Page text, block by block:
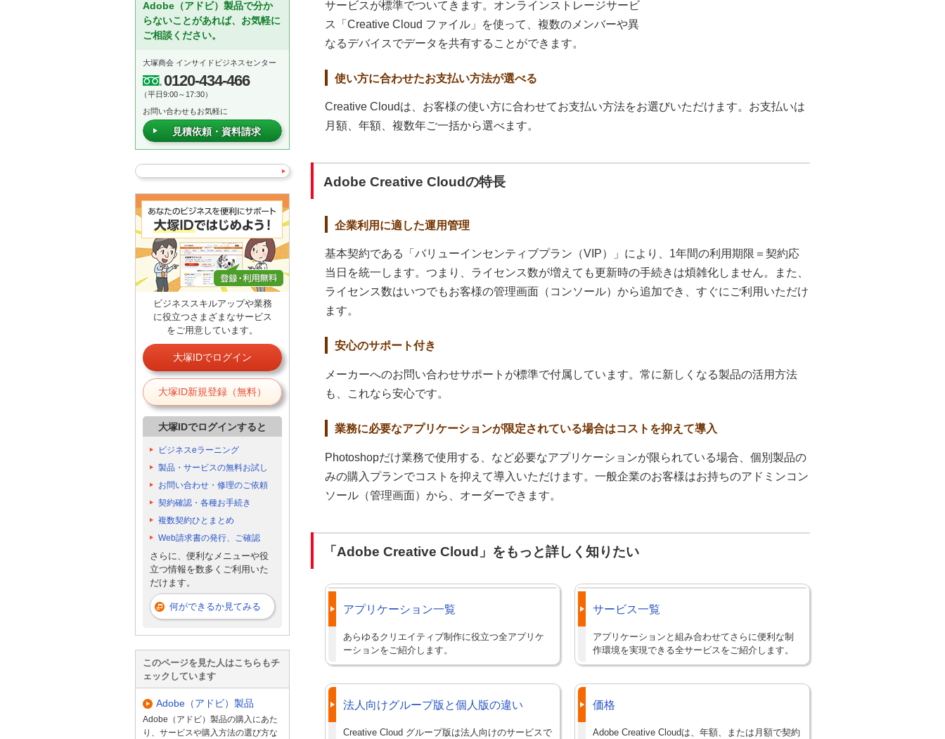
サービスが標準でついてきます。オンラインストレージサービ
ス「Creative Cloud ファイル」を使って、複数のメンバーや異
なるデバイスでデータを共有することができます。
使い方に合わせたお支払い方法が選べる
Creative Cloudは、お客様の使い方に合わせてお支払い方法をお選びいただけます。お支払いは
月額、年額、複数年ご一括から選べます。
Adobe Creative Cloudの特長
企業利用に適した運用管理
基本契約である「バリューインセンティブプラン（VIP）」により、1年間の利用期限＝契約応
当日を統一します。つまり、ライセンス数が増えても更新時の手続きは煩雑化しません。また、
ライセンス数はいつでもお客様の管理画面（コンソール）から追加でき、すぐにご利用いただけ
ます。
安心のサポート付き
メーカーへのお問い合わせサポートが標準で付属しています。常に新しくなる製品の活用方法
も、これなら安心です。
業務に必要なアプリケーションが限定されている場合はコストを抑えて導入
Photoshopだけ業務で使用する、など必要なアプリケーションが限られている場合、個別製品の
みの購入プランでコストを抑えて導入いただけます。一般企業のお客様はお持ちのアドミンコン
ソール（管理画面）から、オーダーできます。
「Adobe Creative Cloud」をもっと詳しく知りたい
アプリケーション一覧
あらゆるクリエイティブ制作に役立つ全アプリケ
ーションをご紹介します。
サービス一覧
アプリケーションと組み合わせてさらに便利な制
作環境を実現できる全サービスをご紹介します。
法人向けグループ版と個人版の違い
Creative Cloud グループ版は法人向けのサービスで
価格
Adobe Creative Cloudは、年額、または月額で契約
Adobe（アドビ）製品で分か
らないことがあれば、お気軽に
ご相談ください。
大塚商会 インサイドビジネスセンター
0120-434-466
（平日9:00～17:30）
お問い合わせもお気軽に
見積依頼・資料請求
ビジネススキルアップや業務
に役立つさまざまなサービス
をご用意しています。
大塚IDでログイン
大塚ID新規登録（無料）
大塚IDでログインすると
ビジネスeラーニング
製品・サービスの無料お試し
お問い合わせ・修理のご依頼
契約確認・各種お手続き
複数契約ひとまとめ
Web請求書の発行、ご確認
さらに、便利なメニューや役
立つ情報を数多くご利用いた
だけます。
何ができるか見てみる
このページを見た人はこちらもチ
ェックしています
Adobe（アドビ）製品
Adobe（アドビ）製品の購入にあた
り、サービスや購入方法の選び方な